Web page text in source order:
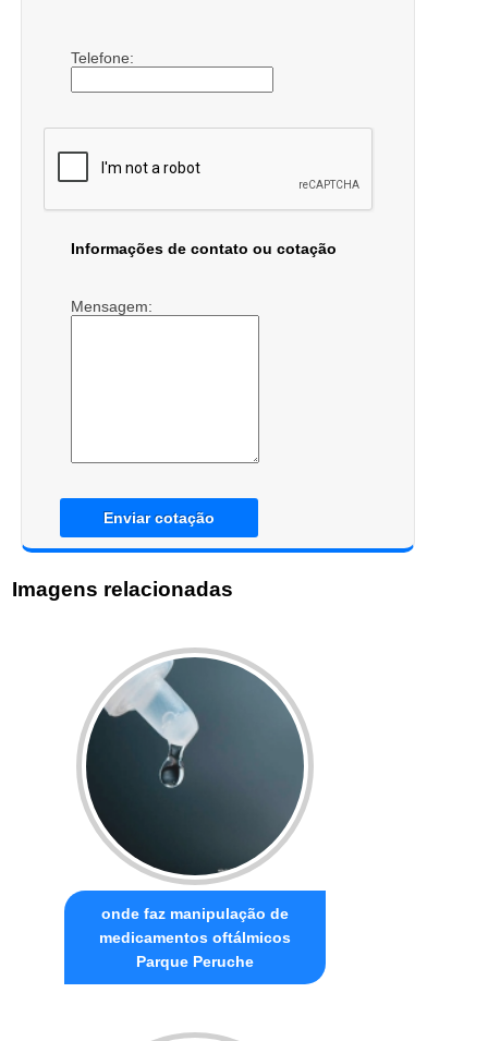
Telefone:
Informações de contato ou cotação
Mensagem:
Enviar cotação
Imagens relacionadas
onde faz manipulação de
medicamentos oftálmicos
Parque Peruche